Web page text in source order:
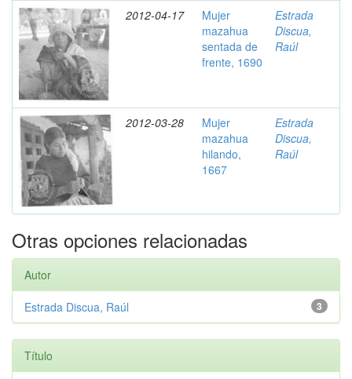
2012-04-17
Mujer
mazahua
sentada de
frente, 1690
Estrada
Discua,
Raúl
2012-03-28
Mujer
mazahua
hilando,
1667
Estrada
Discua,
Raúl
Otras opciones relacionadas
Autor
3
Estrada Discua, Raúl
Título